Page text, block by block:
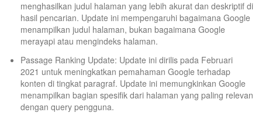
menghasilkan judul halaman yang lebih akurat dan deskriptif di
hasil pencarian. Update ini mempengaruhi bagaimana Google
menampilkan judul halaman, bukan bagaimana Google
merayapi atau mengindeks halaman.
Passage Ranking Update: Update ini dirilis pada Februari
2021 untuk meningkatkan pemahaman Google terhadap
konten di tingkat paragraf. Update ini memungkinkan Google
menampilkan bagian spesifik dari halaman yang paling relevan
dengan query pengguna.